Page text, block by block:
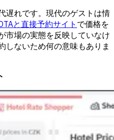
遅れです。現代のゲストは情
と直接予約サイト で価格を
市場の実態を反映していなけ
しないため何の意味もありま